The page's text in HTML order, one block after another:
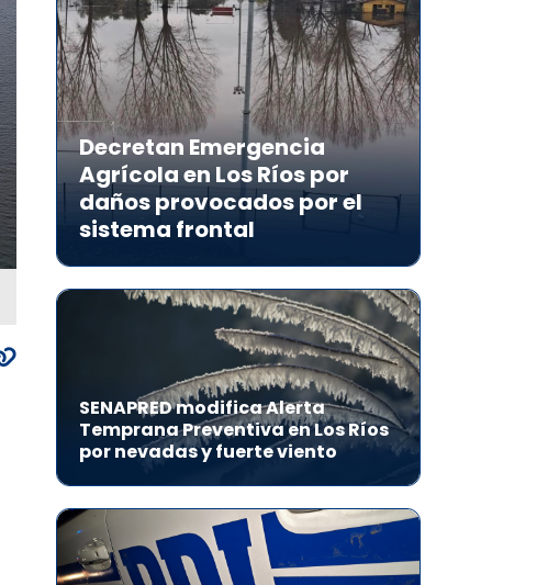
Decretan Emergencia
Agrícola en Los Ríos por
daños provocados por el
sistema frontal
SENAPRED modifica Alerta
Temprana Preventiva en Los Ríos
por nevadas y fuerte viento